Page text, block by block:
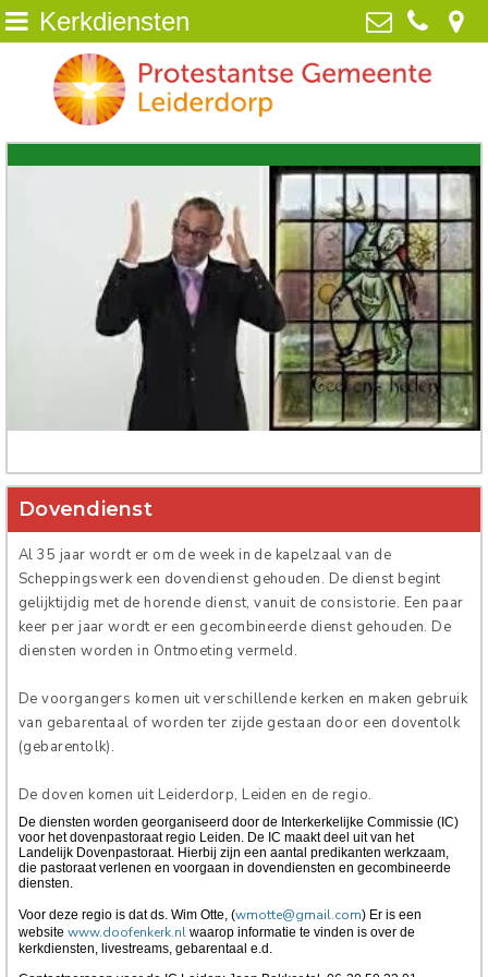
Home
Wie zijn wij
NIEUWS
ANBI /Veilige Gemeente
Verhuur
Protestantse Gemeente Leiderdorp
van Poelgeestlaan 2, 2352 TD
Leiderdorp
071-5890259
info@pgleiderdorp.nl
Kerkdiensten
Dovendienst
Al 35 jaar wordt er om de week in de kapelzaal van de
Scheppingswerk een dovendienst gehouden. De dienst begint
gelijktijdig met de horende dienst, vanuit de consistorie. Een paar
keer per jaar wordt er een gecombineerde dienst gehouden. De
diensten worden in Ontmoeting vermeld.
De voorgangers komen uit verschillende kerken en maken gebruik
van gebarentaal of worden ter zijde gestaan door een doventolk
(gebarentolk).
De doven komen uit Leiderdorp, Leiden en de regio.
De diensten worden georganiseerd door de Interkerkelijke Commissie (IC)
voor het dovenpastoraat regio Leiden. De IC maakt deel uit van het
Landelijk Dovenpastoraat. Hierbij zijn een aantal predikanten werkzaam,
die pastoraat verlenen en voorgaan in dovendiensten en gecombineerde
diensten.
Voor deze regio is dat ds. Wim Otte, (wmotte@gmail.com) Er is een
website www.doofenkerk.nl waarop informatie te vinden is over de
kerkdiensten, livestreams, gebarentaal e.d.